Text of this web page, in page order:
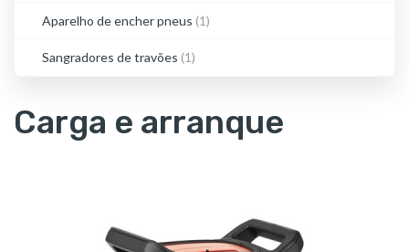
Aparelho de encher pneus (1)
Sangradores de travões (1)
Carga e arranque